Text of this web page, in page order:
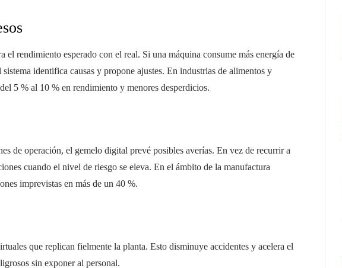
rendimiento esperado con el real. Si una máquina consume más energía de
identifica causas y propone ajustes. En industrias de alimentos y
5 % al 10 % en rendimiento y menores desperdicios.
de operación, el gemelo digital prevé posibles averías. En vez de recurrir a
cuando el nivel de riesgo se eleva. En el ámbito de la manufactura
imprevistas en más de un 40 %.
que replican fielmente la planta. Esto disminuye accidentes y acelera el
sin exponer al personal.